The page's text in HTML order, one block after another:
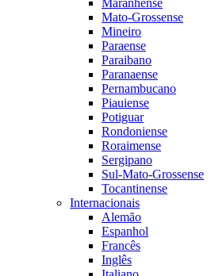
Mato-Grossense
Mineiro
Paraense
Paraibano
Paranaense
Pernambucano
Piauiense
Potiguar
Rondoniense
Roraimense
Sergipano
Sul-Mato-Grossense
Tocantinense
Internacionais
Alemão
Espanhol
Francês
Inglês